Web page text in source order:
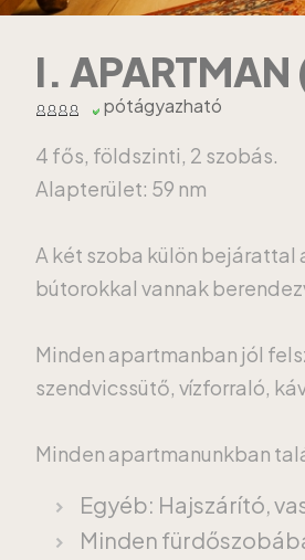
I.
pótágyazható
4 fős, földszinti, 2 szobás.
Alapterület: 59 nm
A két szoba külön bejárattal
bútorokkal vannak
Minden apartmanban jól
szendvicssütő, vízforraló,
Minden apartmanunkban
Egyéb: Hajszárító,
Minden